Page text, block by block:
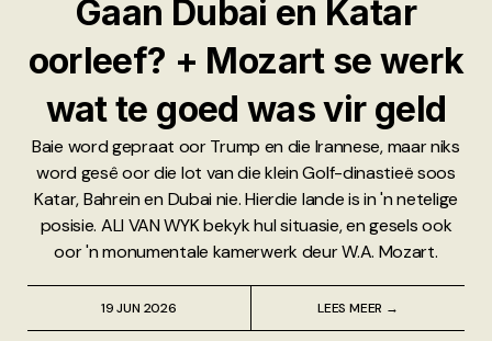
Gaan Dubai en Katar
oorleef? + Mozart se werk
wat te goed was vir geld
Baie word gepraat oor Trump en die Irannese, maar niks
word gesê oor die lot van die klein Golf-dinastieë soos
Katar, Bahrein en Dubai nie. Hierdie lande is in 'n netelige
posisie. ALI VAN WYK bekyk hul situasie, en gesels ook
oor 'n monumentale kamerwerk deur W.A. Mozart.
19 JUN 2026 LEES MEER →